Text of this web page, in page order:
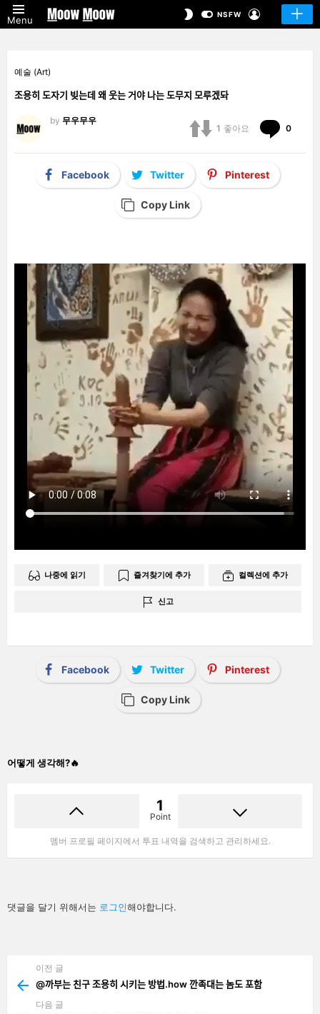
Menu
SWITCHNSFW
예술 (Art)
조용히 도자기 빚는데 왜 웃는 거야 나는 도무지 모루겠돠
by 무우무우
1 좋아요 0
Facebook Twitter Pinterest
Copy Link
나중에 읽기 즐겨찾기에 추가 컬렉션에 추가
신고
Facebook Twitter Pinterest
Copy Link
어떻게 생각해?🔥
1
Point
멤버 프로필 페이지에서 투표 내역을 검색하고 관리하세요.
답
글
댓글을 달기 위해서는 로그인해야합니다.
more
이전 글
@까부는 친구 조용히 시키는 방법.how 깐족대는 놈도 포함
다음 글